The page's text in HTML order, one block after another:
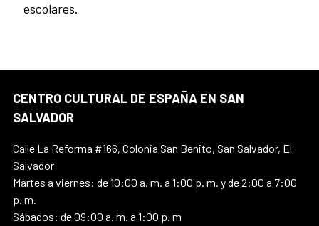
escolares.
CENTRO CULTURAL DE ESPAÑA EN SAN
SALVADOR
Calle La Reforma #166, Colonia San Benito, San Salvador, El
Salvador
Martes a viernes: de 10:00 a. m. a 1:00 p. m. y de 2:00 a 7:00
p. m.
Sábados: de 09:00 a. m. a 1:00 p. m